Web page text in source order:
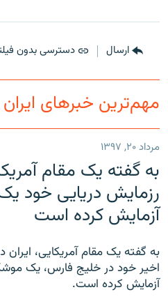
ارسال دسترسی بدون
مهم‌ترین خبرهای
مرداد ۲۰, ۱۳۹۷
به گفته یک مقام
رزمایش دریایی خود
آزمایش کرده است
به گفته یک مقام آمریکایی، ایران
اخیر خود در خلیج فارس، یک
آزمایش کرده است.